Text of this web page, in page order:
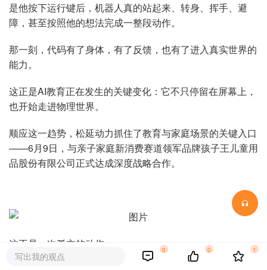
是他按下运行键后，机器人真的站起来、转身、挥手、避
障，甚至按照他的想法完成一整段动作。
那一刻，代码有了身体，有了反馈，也有了进入真实世界的
能力。
这正是AI教育正在发生的关键变化：它不只停留在屏幕上，
也开始走进物理世界。
顺应这一趋势，松延动力抓住了教育与家庭场景的关键入口
——6月9日，与亲子家庭新消费赛道领军品牌孩子王儿童用
品股份有限公司正式达成深度战略合作。
这不是一次孤立的动作。
写出我的观点
0 0 1